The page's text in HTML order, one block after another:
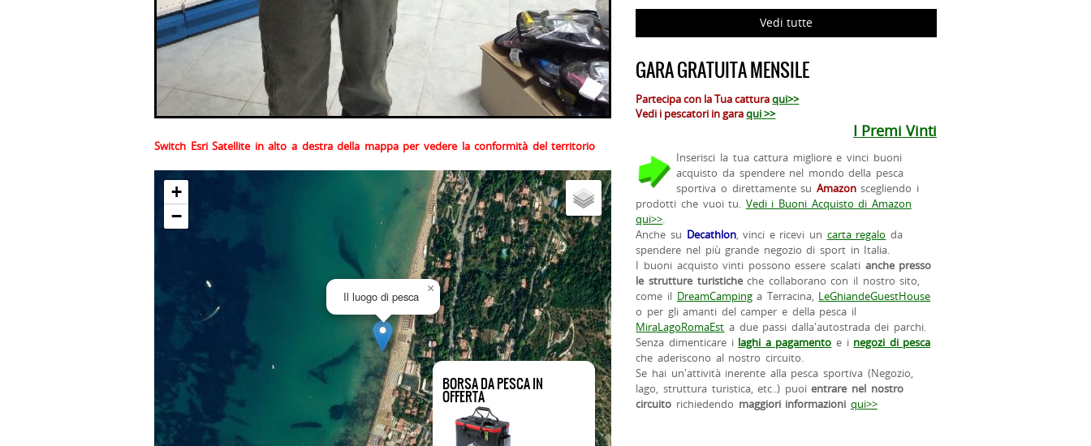
Switch Esri Satellite in alto a destra della mappa per vedere la conformità del territorio
BORSA DA PESCA IN
OFFERTA
Il luogo di pesca
×
+
−
Vedi tutte
GARA GRATUITA MENSILE
Partecipa con la Tua catturaqui>>
Vedi i pescatori in garaqui >>
I Premi Vinti
Inserisci la tua cattura migliore e vinci buoni
acquisto da spendere nel mondo della pesca
sportiva o direttamente su Amazonscegliendo i
prodotti che vuoi tu. Vedi i Buoni Acquisto di Amazon
qui>>.
Anche su Decathlon, vinci e ricevi un carta regalo da
spendere nel più grande negozio di sport in Italia.
I buoni acquisto vinti possono essere scalati anche presso
le strutture turisticheche collaborano con il nostro sito,
come il DreamCampinga Terracina, LeGhiandeGuestHouse
o per gli amanti del camper e della pesca il
MiraLagoRomaEst a due passi dalla'autostrada dei parchi.
Senza dimenticare i laghi a pagamento e i negozi di pesca
che aderiscono al nostro circuito.
Se hai un'attività inerente alla pesca sportiva (Negozio,
lago, struttura turistica, etc..) puoientrare nel nostro
circuito richiedendo maggiori informazioni qui>>